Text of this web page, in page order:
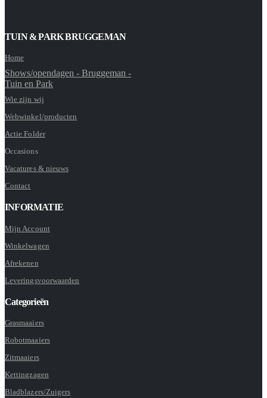
TUIN & PARK BRUGGEMAN
Home
Shows/opendagen - Bruggeman -
Tuin en Park
Wie zijn wij
Webwinkel/producten
Actie Folder
Occasions
Vacatures & nieuws
Contact
INFORMATIE
Mijn Account
Winkelwagen
Afrekenen
Leveringsvoorwaarden
Categorieën
Grasmaaiers
Robotmaaiers
Zitmaaiers
Kettingzagen
Bladblazers/Zuigers